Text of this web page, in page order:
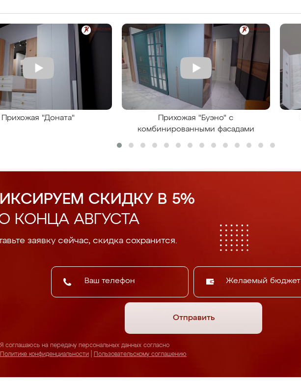
Прихожая "Доната"
Прихожая "Буэно" с
комбинированными фасадами
СКИДКУ В 5%
КОНЦА АВГУСТА
заявку сейчас, скидка сохранится.
Желаемый бюджет
Отправить
Я соглашаюсь на передачу персональных данных согласно
Политике конфиденциальности
Пользовательскому соглашению